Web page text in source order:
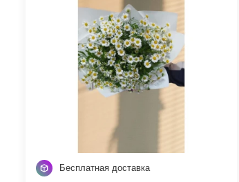
Бесплатная доставка